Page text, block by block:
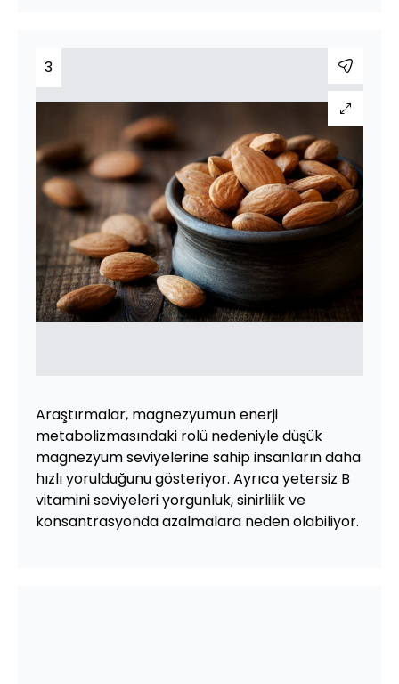
3
Araştırmalar, magnezyumun enerji
metabolizmasındaki rolü nedeniyle düşük
magnezyum seviyelerine sahip insanların daha
hızlı yorulduğunu gösteriyor. Ayrıca yetersiz B
vitamini seviyeleri yorgunluk, sinirlilik ve
konsantrasyonda azalmalara neden olabiliyor.